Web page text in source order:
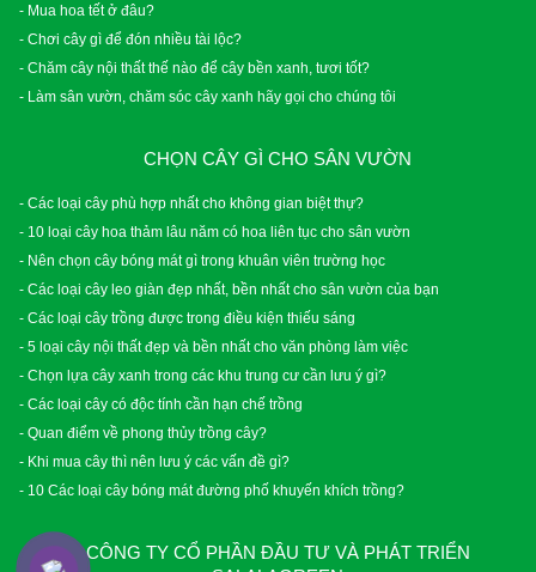
- Mua hoa tết ở đâu?
- Chơi cây gì để đón nhiều tài lộc?
- Chăm cây nội thất thế nào để cây bền xanh, tươi tốt?
- Làm sân vườn, chăm sóc cây xanh hãy gọi cho chúng tôi
CHỌN CÂY GÌ CHO SÂN VƯỜN
- Các loại cây phù hợp nhất cho không gian biệt thự?
- 10 loại cây hoa thảm lâu năm có hoa liên tục cho sân vườn
- Nên chọn cây bóng mát gì trong khuân viên trường học
- Các loại cây leo giàn đẹp nhất, bền nhất cho sân vườn của bạn
- Các loại cây trồng được trong điều kiện thiếu sáng
- 5 loại cây nội thất đẹp và bền nhất cho văn phòng làm việc
- Chọn lựa cây xanh trong các khu trung cư cần lưu ý gì?
- Các loại cây có độc tính cần hạn chế trồng
- Quan điểm về phong thủy trồng cây?
- Khi mua cây thì nên lưu ý các vấn đề gì?
- 10 Các loại cây bóng mát đường phố khuyến khích trồng?
CÔNG TY CỔ PHẦN ĐẦU TƯ VÀ PHÁT TRIỂN